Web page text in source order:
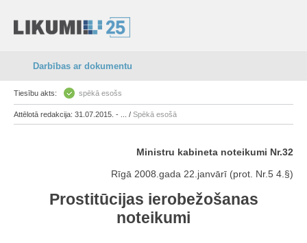
Darbības ar dokumentu
Tiesību akts: spēkā esošs
Attēlotā redakcija: 31.07.2015. - ... / Spēkā esošā
Ministru kabineta noteikumi Nr.32
Rīgā 2008.gada 22.janvārī (prot. Nr.5 4.§)
Prostitūcijas ierobežošanas
noteikumi